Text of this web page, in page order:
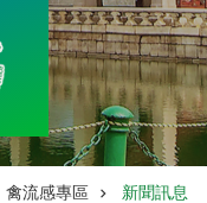
禽流感專區 新聞訊息